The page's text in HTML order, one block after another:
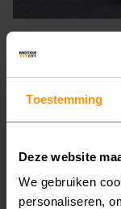
Toestemming
Deze website
We gebruiken
personaliseren,
Grote Ø310
Kort
voorspelbaar